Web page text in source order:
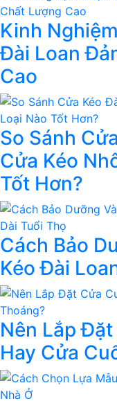
Kinh
Đài Loan
Cao
So Sánh
Cửa Kéo
Tốt Hơn?
Cách Bảo
Kéo Đài
Nên Lắp
Hay Cửa